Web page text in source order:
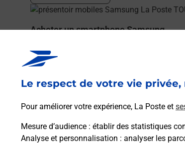
Le respect de votre vie
Pour améliorer votre expérience, La Poste et
Mesure d’audience : établir des statistiques
Analyse et personnalisation : analyser les
En savoir plus
Acheter un smartphone Samsung
Vous recherchez un smartphone pas cher
En savoir plus
Souscrire à la téléassistance
Besoin d’un système de téléassistance à